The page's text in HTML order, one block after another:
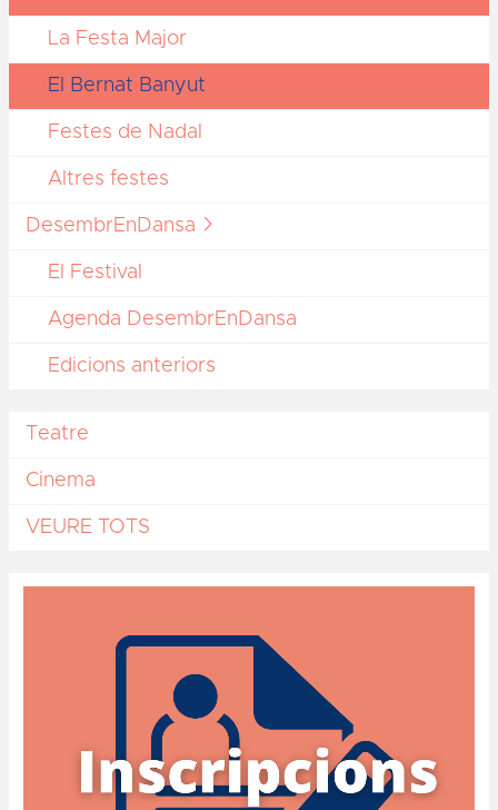
La Festa Major
El Bernat Banyut
Festes de Nadal
Altres festes
DesembrEnDansa
El Festival
Agenda DesembrEnDansa
Edicions anteriors
Teatre
Cinema
VEURE TOTS